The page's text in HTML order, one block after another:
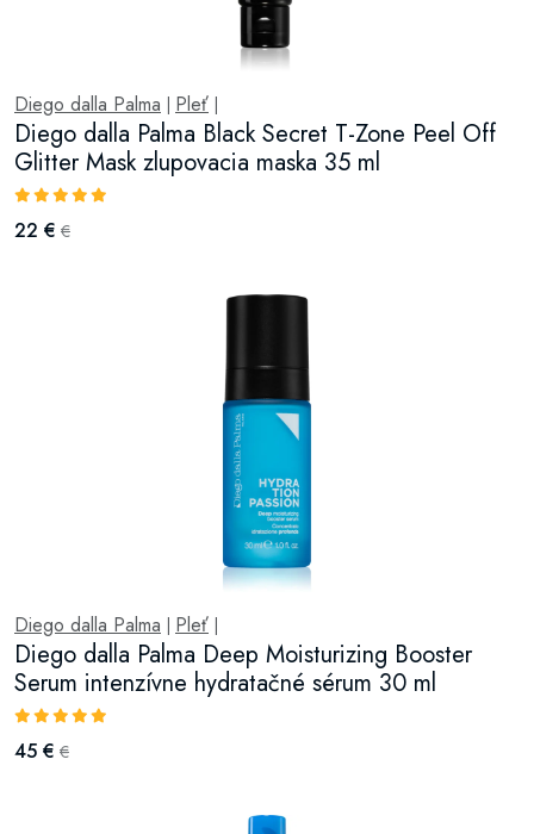
Diego dalla Palma Pleť
Diego dalla Palma Black Secret T-Zone Peel Off
Glitter Mask zlupovacia maska 35 ml
22 € €
Diego dalla Palma Pleť
Diego dalla Palma Deep Moisturizing Booster
Serum intenzívne hydratačné sérum 30 ml
45 € €